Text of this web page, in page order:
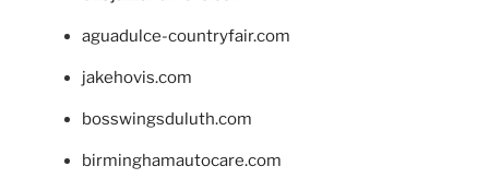
aguadulce-countryfair.com
jakehovis.com
bosswingsduluth.com
birminghamautocare.com